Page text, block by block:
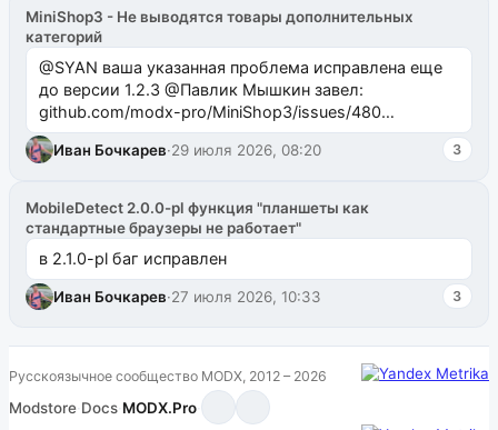
MiniShop3 - Не выводятся товары дополнительных
категорий
@SYAN ваша указанная проблема исправлена еще
до версии 1.2.3 @Павлик Мышкин завел:
github.com/modx-pro/MiniShop3/issues/480
github.com/modx-pro/MiniShop3/issues/481Исправим
в б...
Иван Бочкарев·29 июля 2026, 08:20 3
MobileDetect 2.0.0-pl функция "планшеты как
стандартные браузеры не работает"
в 2.1.0-pl баг исправлен
Иван Бочкарев·27 июля 2026, 10:33 3
Русскоязычное сообщество MODX, 2012 – 2026
Modstore·Docs·MODX.Pro·